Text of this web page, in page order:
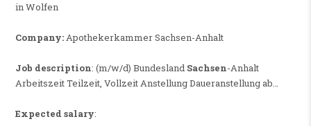
in Wolfen
Company:Apothekerkammer Sachsen-Anhalt
Job description: (m/w/d) Bundesland Sachsen-Anhalt
Arbeitszeit Teilzeit, Vollzeit Anstellung Daueranstellung ab…
Expected salary: